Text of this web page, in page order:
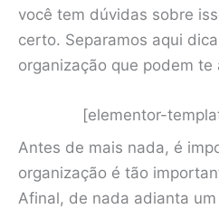
você tem dúvidas sobre
certo. Separamos aqui
organização que podem te
[elementor-
Antes de mais nada, é
organização é tão
Afinal, de nada adianta